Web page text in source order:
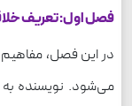
فصل اول: تعریف
در این فصل،
می‌شود. نویسنده به